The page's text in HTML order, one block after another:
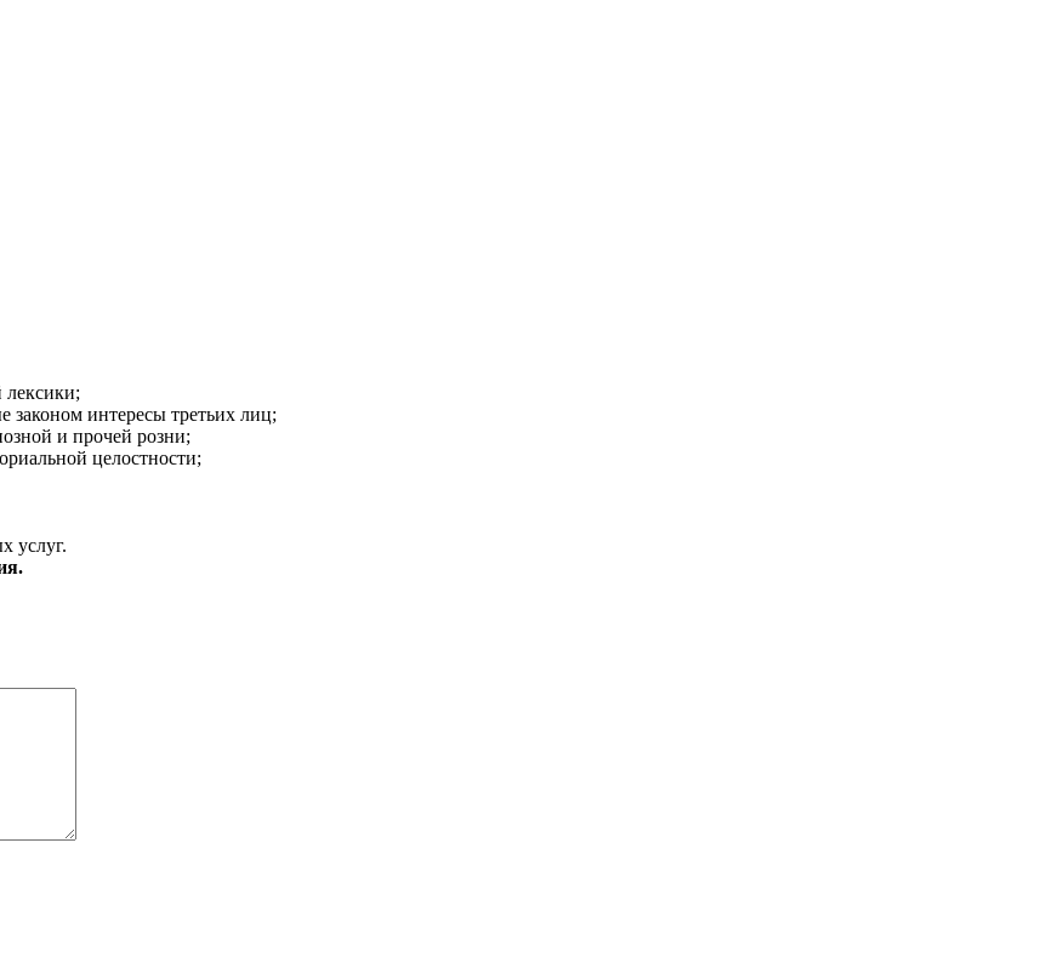
лексики;
законом интересы третьих лиц;
и прочей розни;
целостности;
услуг.